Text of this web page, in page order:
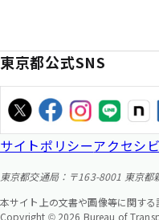
東京都公式SNS
サイトポリシーアクセシ
東京都交通局：〒163-8001 東京
本サイト上の文書や画像等に関す
Copyright © 2026 Bureau of